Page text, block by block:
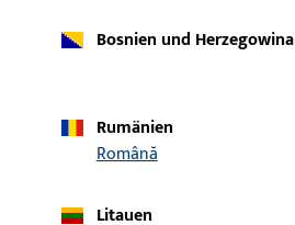
Daten Downloads
Bosnien und Herzegowina
Rumänien
Română
Litauen